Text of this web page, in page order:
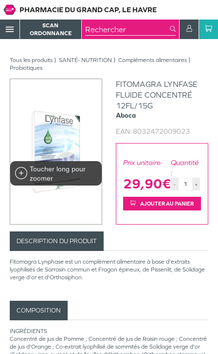
PHARMACIE DU GRAND CAP, LE HAVRE
menu
SCAN
ORDONNANCE
Tous les produits SANTÉ- NUTRITION
Compléments alimentaires
Probiotiques
Toucher long pour
zoomer
FITOMAGRA LYNFASE
FLUIDE CONCENTRÉ
12FL/15G
Aboca
EAN: 8032472009023
Prix unitaire
29,90€
Quantité
:
- +
AJOUTER AU PANIER
DESCRIPTION DU PRODUIT
Fitomagra Lynphase est un complément alimentaire à base d'extraits
lyophilisés de Sarrasin commun et Fragon épineux, de Pissenlit, de Solidage
verge d'or et d'Orthosiphon.
COMPOSITION
INGRÉDIENTS
Concentré de jus de Pomme ; Concentré de jus de Raisin rouge ; Concentré
de jus d'Orange ; Co-extrait lyophilisé de sommités de Solidage verge d'or